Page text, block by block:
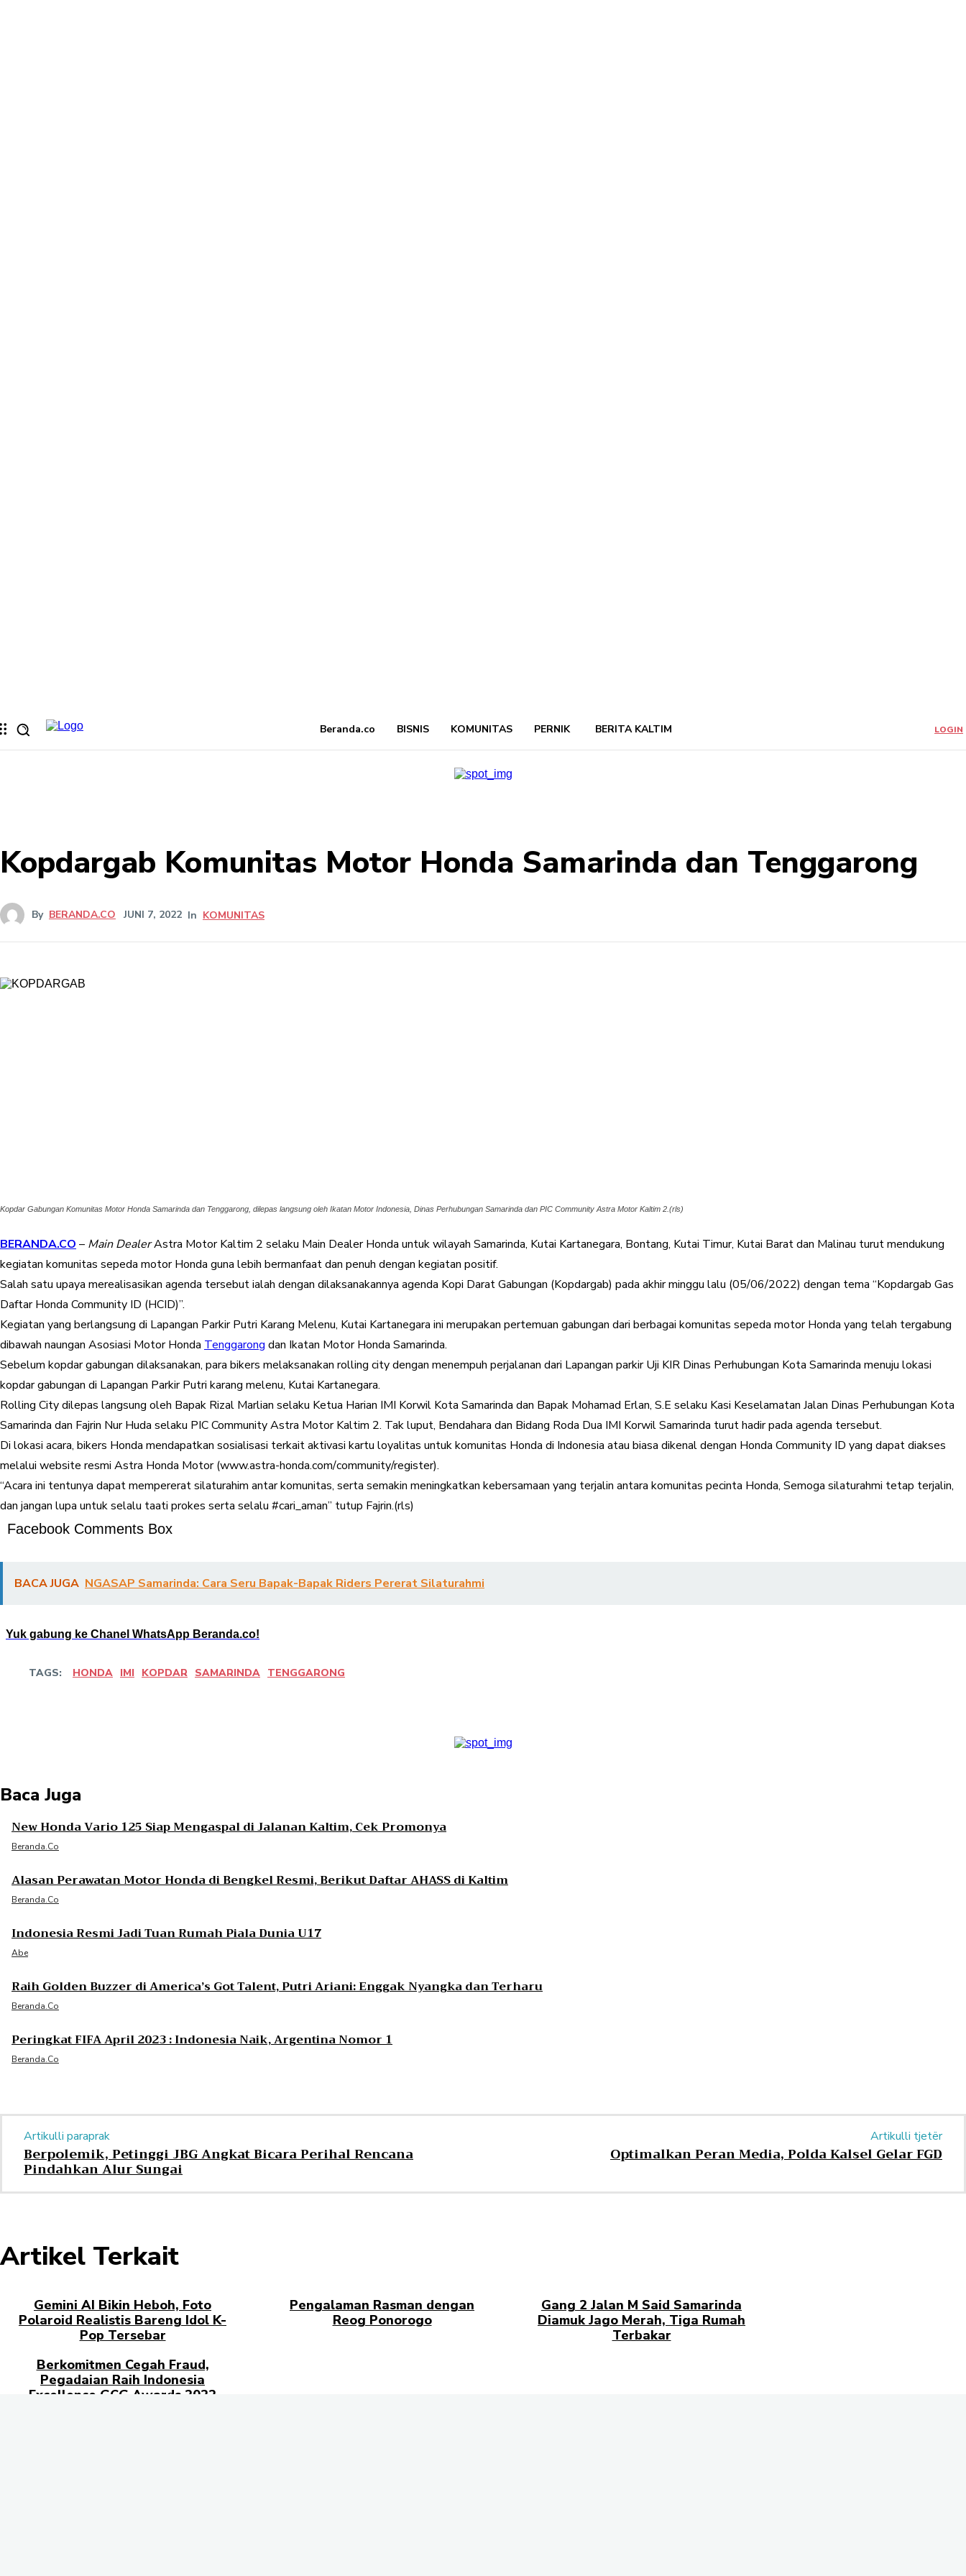
Beranda.co BISNIS KOMUNITAS PERNIK BERITA KALTIM LOGIN
Kopdargab Komunitas Motor Honda Samarinda dan Tenggarong
By BERANDA.CO JUNI 7, 2022 In KOMUNITAS
Kopdar Gabungan Komunitas Motor Honda Samarinda dan Tenggarong, dilepas langsung oleh Ikatan Motor Indonesia, Dinas Perhubungan Samarinda dan PIC Community Astra Motor Kaltim 2.(rls)
BERANDA.CO – Main DealerAstra Motor Kaltim 2 selaku Main Dealer Honda untuk wilayah Samarinda, Kutai Kartanegara, Bontang, Kutai Timur, Kutai Barat dan Malinau turut mendukung
kegiatan komunitas sepeda motor Honda guna lebih bermanfaat dan penuh dengan kegiatan positif.
Salah satu upaya merealisasikan agenda tersebut ialah dengan dilaksanakannya agenda Kopi Darat Gabungan (Kopdargab) pada akhir minggu lalu (05/06/2022) dengan tema “Kopdargab Gas
Daftar Honda Community ID (HCID)”.
Kegiatan yang berlangsung di Lapangan Parkir Putri Karang Melenu, Kutai Kartanegara ini merupakan pertemuan gabungan dari berbagai komunitas sepeda motor Honda yang telah tergabung
dibawah naungan Asosiasi Motor Honda Tenggarong dan Ikatan Motor Honda Samarinda.
Sebelum kopdar gabungan dilaksanakan, para bikers melaksanakan rolling city dengan menempuh perjalanan dari Lapangan parkir Uji KIR Dinas Perhubungan Kota Samarinda menuju lokasi
kopdar gabungan di Lapangan Parkir Putri karang melenu, Kutai Kartanegara.
Rolling City dilepas langsung oleh Bapak Rizal Marlian selaku Ketua Harian IMI Korwil Kota Samarinda dan Bapak Mohamad Erlan, S.E selaku Kasi Keselamatan Jalan Dinas Perhubungan Kota
Samarinda dan Fajrin Nur Huda selaku PIC Community Astra Motor Kaltim 2. Tak luput, Bendahara dan Bidang Roda Dua IMI Korwil Samarinda turut hadir pada agenda tersebut.
Di lokasi acara, bikers Honda mendapatkan sosialisasi terkait aktivasi kartu loyalitas untuk komunitas Honda di Indonesia atau biasa dikenal dengan Honda Community ID yang dapat diakses
melalui website resmi Astra Honda Motor (www.astra-honda.com/community/register).
“Acara ini tentunya dapat mempererat silaturahim antar komunitas, serta semakin meningkatkan kebersamaan yang terjalin antara komunitas pecinta Honda, Semoga silaturahmi tetap terjalin,
dan jangan lupa untuk selalu taati prokes serta selalu #cari_aman” tutup Fajrin.(rls)
Facebook Comments Box
BACA JUGA NGASAP Samarinda: Cara Seru Bapak-Bapak Riders Pererat Silaturahmi
Yuk gabung ke Chanel WhatsApp Beranda.co!
TAGS: HONDA IMI KOPDAR SAMARINDA TENGGARONG
Baca Juga
New Honda Vario 125 Siap Mengaspal di Jalanan Kaltim, Cek Promonya
Beranda.co
Alasan Perawatan Motor Honda di Bengkel Resmi, Berikut Daftar AHASS di Kaltim
Beranda.co
Indonesia Resmi Jadi Tuan Rumah Piala Dunia U17
Abe
Raih Golden Buzzer di America’s Got Talent, Putri Ariani: Enggak Nyangka dan Terharu
Beranda.co
Peringkat FIFA April 2023 : Indonesia Naik, Argentina Nomor 1
Beranda.co
Artikulli paraprak
Berpolemik, Petinggi JBG Angkat Bicara Perihal Rencana
Pindahkan Alur Sungai
Artikulli tjetër
Optimalkan Peran Media, Polda Kalsel Gelar FGD
Artikel Terkait
Gemini AI Bikin Heboh, Foto
Polaroid Realistis Bareng Idol K-
Pop Tersebar
Pengalaman Rasman dengan
Reog Ponorogo
Gang 2 Jalan M Said Samarinda
Diamuk Jago Merah, Tiga Rumah
Terbakar
Berkomitmen Cegah Fraud,
Pegadaian Raih Indonesia
Excellence GCG Awards 2022